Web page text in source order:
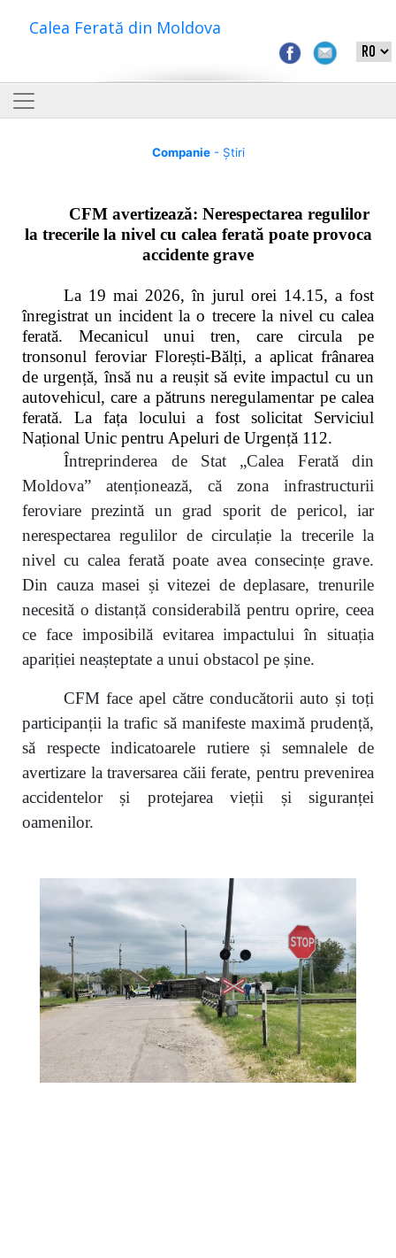
Calea Ferată din Moldova
Companie- Știri
CFM avertizează: Nerespectarea regulilor
la trecerile la nivel cu calea ferată poate provoca
accidente grave
La 19 mai 2026, în jurul orei 14.15, a fost
înregistrat un incident la o trecere la nivel cu calea
ferată. Mecanicul unui tren, care circula pe
tronsonul feroviar Florești-Bălți, a aplicat frânarea
de urgență, însă nu a reușit să evite impactul cu un
autovehicul, care a pătruns neregulamentar pe calea
ferată. La fața locului a fost solicitat Serviciul
Național Unic pentru Apeluri de Urgență 112.
Întreprinderea de Stat „Calea Ferată din
Moldova” atenționează, că zona infrastructurii
feroviare prezintă un grad sporit de pericol, iar
nerespectarea regulilor de circulație la trecerile la
nivel cu calea ferată poate avea consecințe grave.
Din cauza masei și vitezei de deplasare, trenurile
necesită o distanță considerabilă pentru oprire, ceea
ce face imposibilă evitarea impactului în situația
apariției neașteptate a unui obstacol pe șine.
CFM face apel către conducătorii auto și toți
participanții la trafic să manifeste maximă prudență,
să respecte indicatoarele rutiere și semnalele de
avertizare la traversarea căii ferate, pentru prevenirea
accidentelor și protejarea vieții și siguranței
oamenilor.